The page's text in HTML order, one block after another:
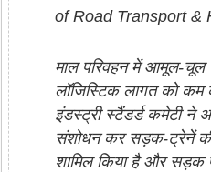
of Road Transport &
माल परिवहन में आमूल-चूल
लॉजिस्टिक लागत को कम
इंडस्ट्री स्टैंडर्ड कमेटी
संशोधन कर सड़क-ट्रेनें
शामिल किया है और सड़क